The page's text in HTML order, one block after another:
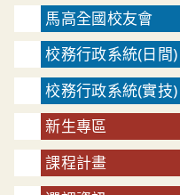
馬高全國校友會
校務行政系統(日間)
校務行政系統(實技)
新生專區
課程計畫